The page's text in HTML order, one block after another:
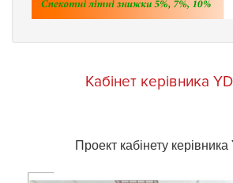
Кабінет керівника
Проект кабінету